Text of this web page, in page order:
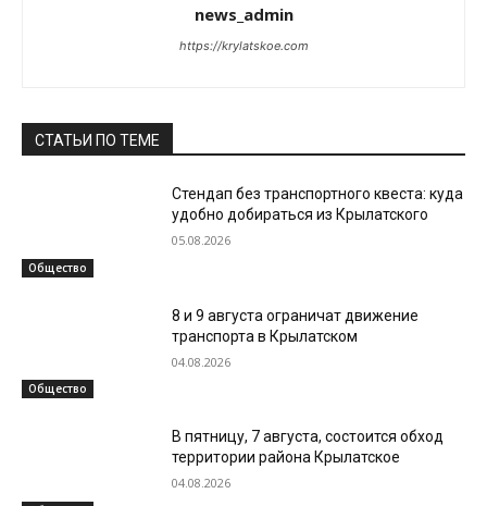
news_admin
https://krylatskoe.com
СТАТЬИ ПО ТЕМЕ
Общество
Стендап без транспортного квеста: куда
удобно добираться из Крылатского
05.08.2026
Общество
8 и 9 августа ограничат движение
транспорта в Крылатском
04.08.2026
В пятницу, 7 августа, состоится обход
территории района Крылатское
04.08.2026